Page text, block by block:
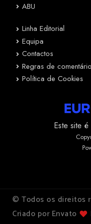
ABU
Linha Editorial
Equipa
Contactos
Regras de
Política de Cookies
Este site
© Todos os direitos
Criado por Envato